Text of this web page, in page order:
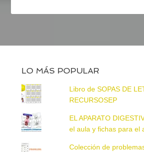
LO MÁS POPULAR
Libro de SOPAS DE
RECURSOSEP
EL APARATO
el aula y fichas para el
Colección de